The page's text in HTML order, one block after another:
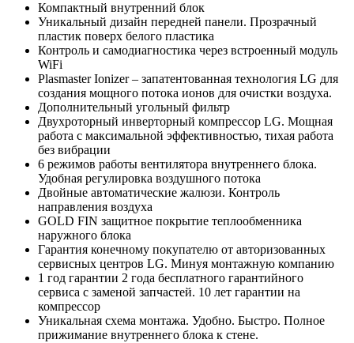
Компактный внутренний блок
Уникальный дизайн передней панели. Прозрачный
пластик поверх белого пластика
Контроль и самодиагностика через встроенный модуль
WiFi
Plasmaster Ionizer – запатентованная технология LG для
создания мощного потока ионов для очистки воздуха.
Дополнительный угольный фильтр
Двухроторный инверторный компрессор LG. Мощная
работа с максимальной эффективностью, тихая работа
без вибрации
6 режимов работы вентилятора внутреннего блока.
Удобная регулировка воздушного потока
Двойные автоматические жалюзи. Контроль
направления воздуха
GOLD FIN защитное покрытие теплообменника
наружного блока
Гарантия конечному покупателю от авторизованных
сервисных центров LG. Минуя монтажную компанию
1 год гарантии 2 года бесплатного гарантийного
сервиса с заменой запчастей. 10 лет гарантии на
компрессор
Уникальная схема монтажа. Удобно. Быстро. Полное
прижимание внутреннего блока к стене.